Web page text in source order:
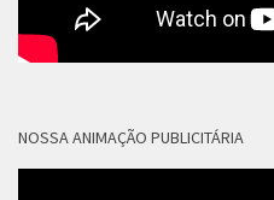
NOSSA ANIMAÇÃO PUBLICITÁRIA